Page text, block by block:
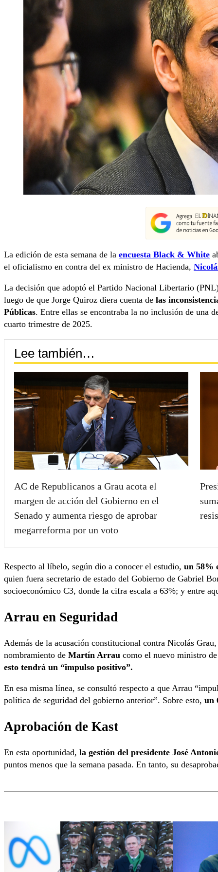
La edición de esta semana de la encuesta Black & White
el oficialismo en contra del ex ministro de Hacienda,
La decisión que adoptó el Partido Nacional Libertario
luego de que Jorge Quiroz diera cuenta de las
Públicas. Entre ellas se encontraba la no inclusión de una
cuarto trimestre de 2025.
Lee también…
AC de Republicanos a Grau acota el
margen de acción del Gobierno en el
Senado y aumenta riesgo de aprobar
megarreforma por un voto
Respecto al líbelo, según dio a conocer el estudio, un 58%
quien fuera secretario de estado del Gobierno de Gabriel
socioeconómico C3, donde la cifra escala a 63%; y entre
Arrau en Seguridad
Además de la acusación constitucional contra Nicolás
nombramiento de Martín Arrau como el nuevo ministro
esto tendrá un “impulso positivo”.
En esa misma línea, se consultó respecto a que Arrau
política de seguridad del gobierno anterior”. Sobre esto, un
Aprobación de Kast
En esta oportunidad, la gestión del presidente José
puntos menos que la semana pasada. En tanto, su